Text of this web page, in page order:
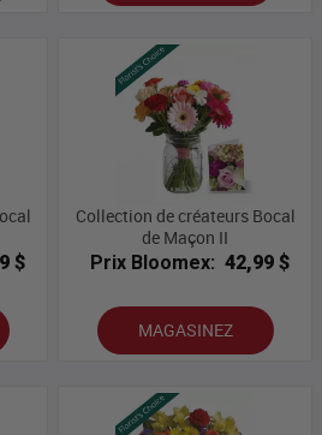
$
Collection de créateurs Bocal
de Maçon II
Prix Bloomex: 42,99 $
MAGASINEZ